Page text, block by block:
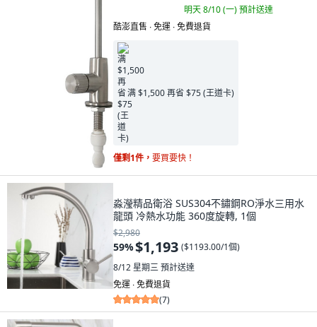
明天 8/10 (一)預計送達
酷澎直售 ∙ 免運 ∙ 免費退貨
满 $1,500 再省 $75 (王道卡)
僅剩1件， 要買要快！
淼瀅精品衛浴 SUS304不鏽鋼RO淨水三用水
龍頭 冷熱水功能 360度旋轉, 1個
$2,980
59%$1,193 ($1193.00/1個)
8/12 星期三預計送達
免運 ∙ 免費退貨
(7)